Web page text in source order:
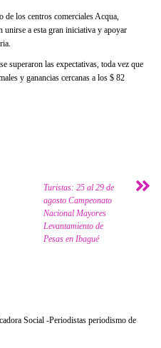
de los centros comerciales Acqua,
a esta gran iniciativa y apoyar
superaron las expectativas, toda vez que
y ganancias cercanas a los $ 82
Turistas: 25 al 29 de
agosto Campeonato
Nacional Mayores
Levantamiento de
Pesas en Ibagué
Social -Periodistas periodismo de